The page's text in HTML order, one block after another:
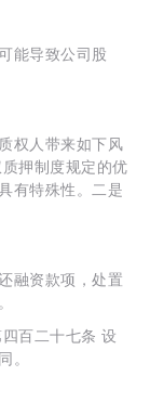
能导致公司股
权人带来如下风
押制度规定的优
有特殊性。二是
融资款项，处置
百二十七条 设
。